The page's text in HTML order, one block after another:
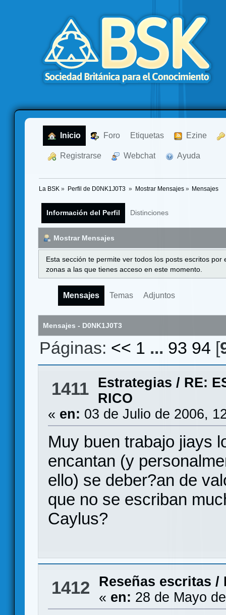
Inicio Foro Etiquetas Ezine
Registrarse Webchat Ayuda
La BSK » Perfil de D0NK1J0T3 » Mostrar Mensajes» Mensajes
Información del Perfil Distinciones
Mostrar Mensajes
Esta sección te permite ver todos los posts escritos
zonas a las que tienes acceso en este momento.
Mensajes Temas Adjuntos
Mensajes - D0NK1J0T3
Páginas: << 1 ... 93 94 [
1411 Estrategias / RE:
RICO
« en: 03 de Julio de 2006,
Muy buen trabajo jiays
encantan (y
ello) se deber?an de
que no se escriban
Caylus?
1412 Reseñas escritas /
« en: 28 de Mayo